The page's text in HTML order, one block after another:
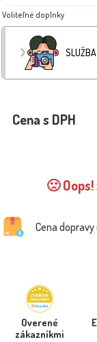
Voliteľné doplnky
Cena s DPH
🙁
Cena dopravy
Overené
zákazníkmi